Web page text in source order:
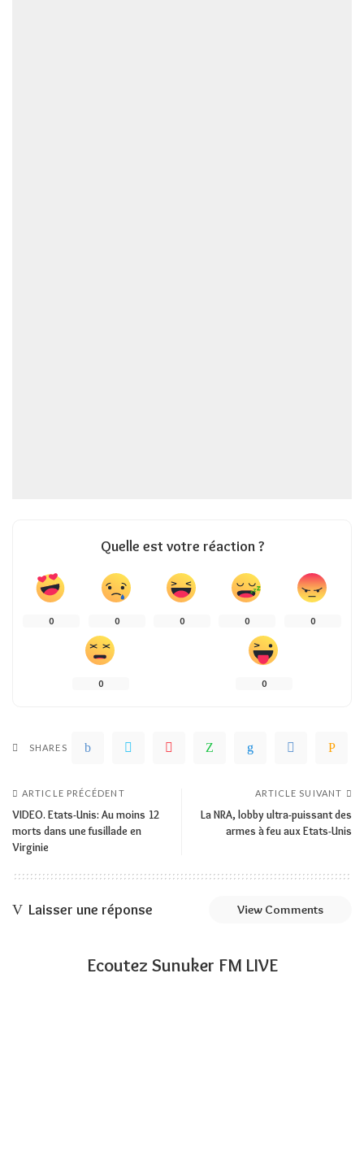
Quelle est votre réaction ?
0 0 0 0 0
0 0
SHARES
ARTICLE PRÉCÉDENT
VIDEO. Etats-Unis: Au moins 12
morts dans une fusillade en
Virginie
ARTICLE SUIVANT
La NRA, lobby ultra-puissant des
armes à feu aux Etats-Unis
Laisser une réponse View Comments
Ecoutez Sunuker FM LIVE